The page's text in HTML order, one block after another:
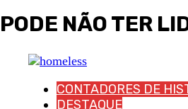
PODE NÃO TER
CONTADORES DE
DESTAQUE